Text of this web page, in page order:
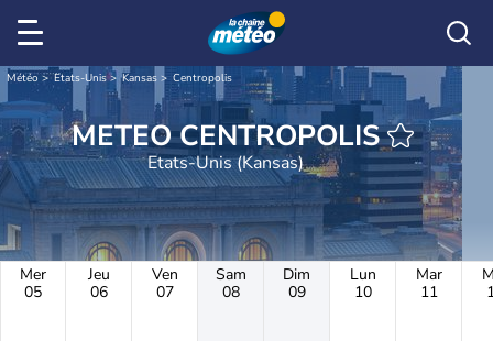
Météo Etats-Unis Kansas Centropolis
METEO CENTROPOLIS
Etats-Unis (Kansas)
Mer
05
Jeu
06
Ven
07
Sam
08
Dim
09
Lun
10
Mar
11